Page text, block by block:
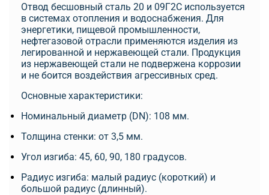
Отвод бесшовный сталь 20 и 09Г2С используется
в системах отопления и водоснабжения. Для
энергетики, пищевой промышленности,
нефтегазовой отрасли применяются изделия из
легированной и нержавеющей стали. Продукция
из нержавеющей стали не подвержена коррозии
и не боится воздействия агрессивных сред.
Основные характеристики:
Номинальный диаметр (DN): 108 мм.
Толщина стенки: от 3,5 мм.
Угол изгиба: 45, 60, 90, 180 градусов.
Радиус изгиба: малый радиус (короткий) и
большой радиус (длинный).